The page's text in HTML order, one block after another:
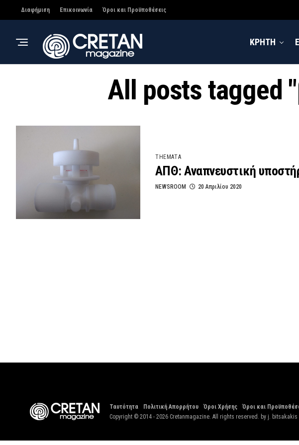
Διαφήμιση Επικοινωνία Όροι και Προϋποθέσεις
ΚΡΗΤΗ
All posts tagged
THEMATA
ΑΠΘ: Αναπνευστική
NEWSROOM 20 Απριλίου 2020
Ταυτότητα Πολιτική Απορρήτου Όροι Χρήσης
Όροι και
Copyright © 2014 - 2026 Cretanmagazine. All rights reserved. by j. bitsakakis